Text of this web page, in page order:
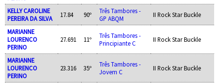
KELLY CAROLINE
PEREIRA DA SILVA
17.84 90º
Três Tambores -
GP ABQM
II Rock Star Buckle
MARIANNE
LOURENCO
PERINO
27.691 11º
Três Tambores -
Principiante C
II Rock Star Buckle
MARIANNE
LOURENCO
PERINO
23.316 35º
Três Tambores -
Jovem C
II Rock Star Buckle